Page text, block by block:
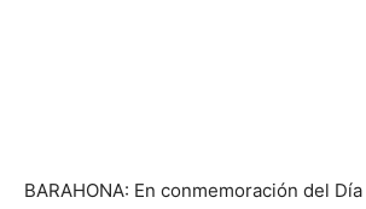
BARAHONA: En conmemoración del